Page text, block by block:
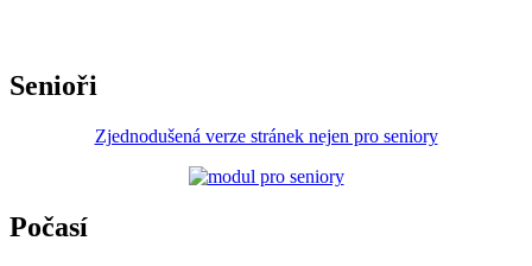
Senioři
Zjednodušená verze stránek nejen pro seniory
Počasí